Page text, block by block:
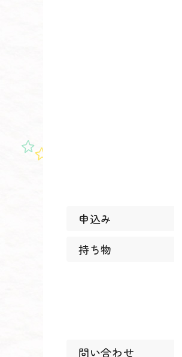
申込み
持ち物
問い合わせ